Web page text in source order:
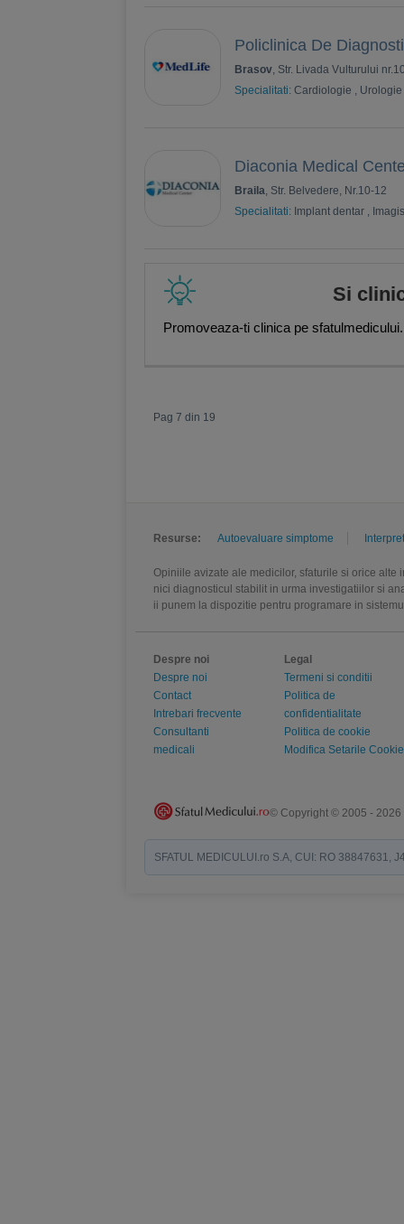
Policlinica De
Brasov, Str. Livada Vulturului
Specialitati: Cardiologie , Urologie
Diaconia Medical
Braila, Str. Belvedere, Nr.10-12
Specialitati: Implant dentar ,
Si
Promoveaza-ti clinica pe
Pag 7 din 19
Resurse: Autoevaluare simptome
Opiniile avizate ale medicilor, sfaturile si orice
nici diagnosticul stabilit in urma investigatiilor si
ii punem la dispozitie pentru programare in
Despre noi
Despre noi
Contact
Intrebari frecvente
Consultanti
medicali
Legal
Termeni si conditii
Politica de
confidentialitate
Politica de cookie
Modifica Setarile Cookie
© Copyright © 2005 - 2026
SFATUL MEDICULUI.ro S.A, CUI: RO 38847631,